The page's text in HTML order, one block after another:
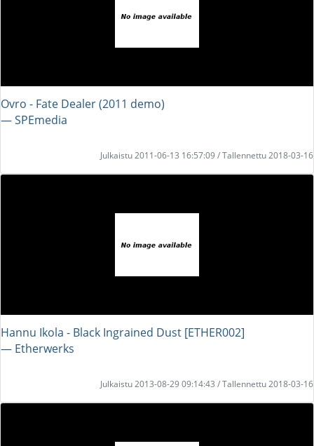
Ovro - Fate Dealer (2011 demo)
― SPEmedia
Julkaistu 2011-06-13 16:57:09 / Tallennettu 2018-03-16
Hannu Ikola - Black Ingrained Dust [ETHER002]
― Etherwerks
Julkaistu 2013-08-29 09:14:43 / Tallennettu 2018-03-16